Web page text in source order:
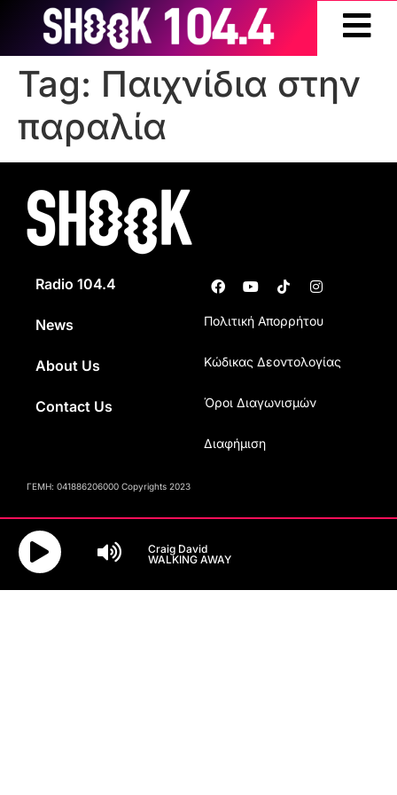
Tag: Παιχνίδια στην
παραλία
Radio 104.4
News
About Us
Contact Us
Πολιτική Απορρήτου
Κώδικας Δεοντολογίας
Όροι Διαγωνισμών
Διαφήμιση
ΓΕΜΗ: 041886206000 Copyrights 2023
Craig David
WALKING AWAY